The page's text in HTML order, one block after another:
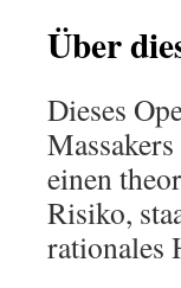
Über
Dieses
einen
Risiko,
rationales